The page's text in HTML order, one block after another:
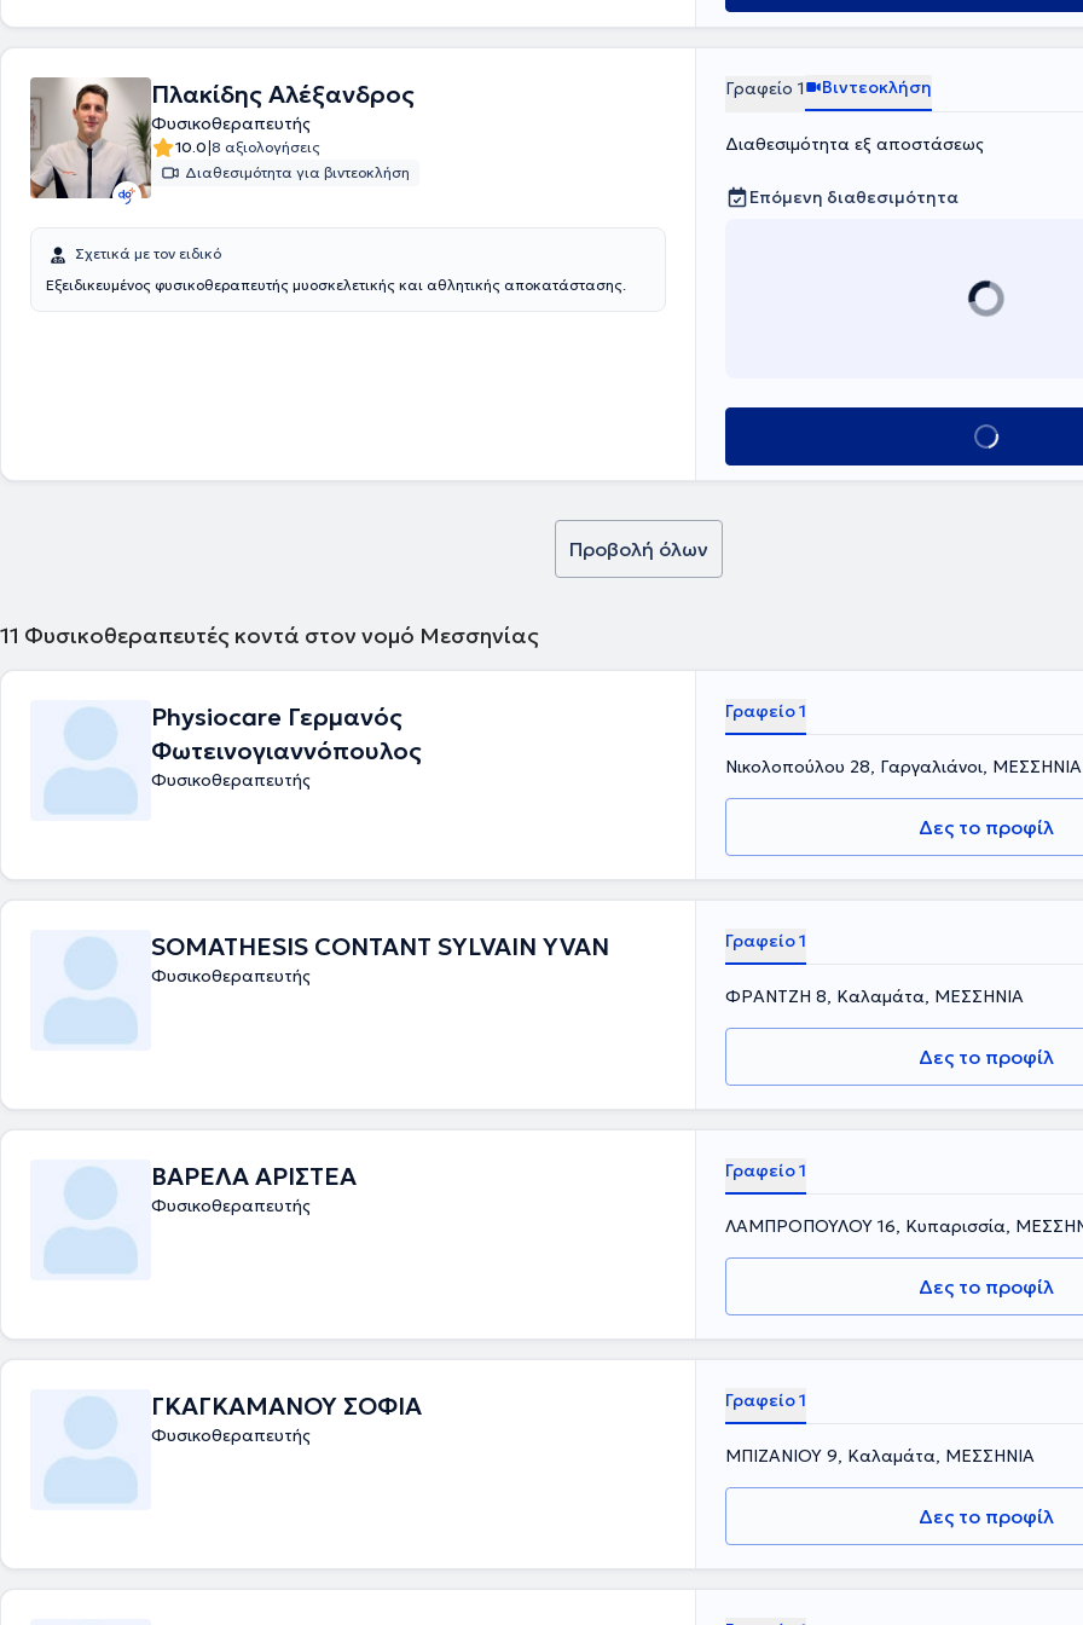
προσέγγιση, προσαρμόζοντας το πρόγραμμα θεραπείας στις ανάγκες και τους
στόχους του κάθε ασθενή , δίνοντας έμφαση στην
σωστή φυσικοθεραπευτική αξιολόγηση και εκπαίδευση του , ώστε να κατανοεί το
πρόβλημά και να συμμετέχει ενεργά στη θεραπεία ,με συγκεκριμένες ασκήσεις και
οδηγίες , με στόχο την πλήρη λειτουργική επανένταξη του, από την ασφάλεια του
σπιτιού του.
Πλακίδης Αλέξανδρος
Φυσικοθεραπευτής
10.0|8 αξιολογήσεις
Διαθεσιμότητα για βιντεοκλήση
Σχετικά με τον ειδικό
Εξειδικευμένος φυσικοθεραπευτής μυοσκελετικής και αθλητικής αποκατάστασης.
Γραφείο 1 Βιντεοκλήση
Διαθεσιμότητα εξ αποστάσεως
Επόμενη διαθεσιμότητα
Κλείσε ραντεβού
Προβολή όλων
11 Φυσικοθεραπευτές κοντά στον νομό Μεσσηνίας
Physiocare Γερμανός
Φωτεινογιαννόπουλος
Φυσικοθεραπευτής
Γραφείο 1
Νικολοπούλου 28, Γαργαλιάνοι, ΜΕΣΣΗΝΙΑ
Δες το προφίλ
SOMATHESIS CONTANT SYLVAIN YVAN
Φυσικοθεραπευτής
Γραφείο 1
ΦΡΑΝΤΖΗ 8, Καλαμάτα, ΜΕΣΣΗΝΙΑ
Δες το προφίλ
ΒΑΡΕΛΑ ΑΡΙΣΤΕΑ
Φυσικοθεραπευτής
Γραφείο 1
ΛΑΜΠΡΟΠΟΥΛΟΥ 16, Κυπαρισσία,
Δες το προφίλ
ΓΚΑΓΚΑΜΑΝΟΥ ΣΟΦΙΑ
Φυσικοθεραπευτής
Γραφείο 1
ΜΠΙΖΑΝΙΟΥ 9, Καλαμάτα, ΜΕΣΣΗΝΙΑ
Δες το προφίλ